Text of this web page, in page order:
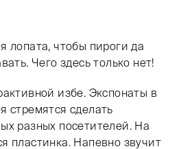
лопата, чтобы пироги да
Чего здесь только нет!
избе. Экспонаты в
стремятся сделать
разных посетителей. На
пластинка. Напевно звучит